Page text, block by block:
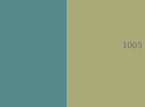
1005